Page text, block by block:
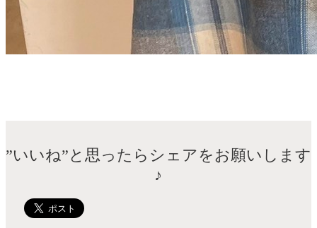
”いいね”と思ったらシェアをお願いします
♪